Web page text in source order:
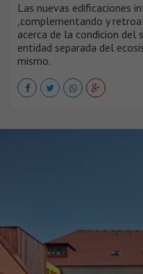
Las nuevas edificaciones
,complementando y
acerca de la condicion del
entidad separada del
mismo.